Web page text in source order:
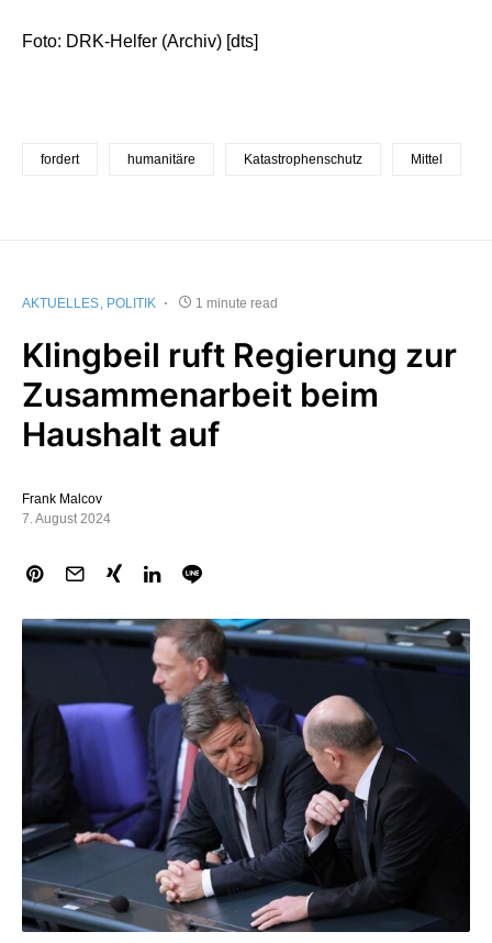
Foto: DRK-Helfer (Archiv) [dts]
fordert humanitäre Katastrophenschutz Mittel
AKTUELLES POLITIK 1 minute read
Klingbeil ruft Regierung zur
Zusammenarbeit beim
Haushalt auf
Frank Malcov
7. August 2024